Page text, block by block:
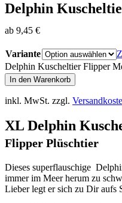
Delphin
ab 9,45 €
Variante
Delphin Kuscheltier Flipper
In den Warenkorb
inkl. MwSt. zzgl.
XL Delphin
Flipper Plüschtier
Dieses superflauschige
immer im Meer herum zu
Lieber legt er sich zu Dir aufs